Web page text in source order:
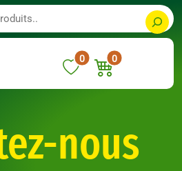
0 0
nous